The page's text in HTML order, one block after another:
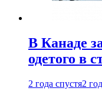
В Канаде
одетого в
2 года спустя2